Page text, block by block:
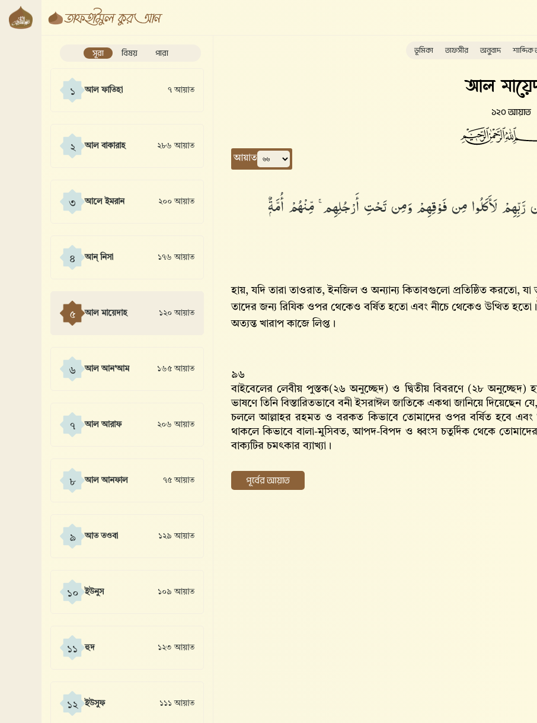
সূরা বিষয় পারা
১ আল ফাতিহা ৭ আয়াত
২ আল বাকারাহ ২৮৬ আয়াত
৩ আলে ইমরান ২০০ আয়াত
৪ আন্ নিসা ১৭৬ আয়াত
৫ আল মায়েদাহ ১২০ আয়াত
৬ আল আন'আম ১৬৫ আয়াত
৭ আল আরাফ ২০৬ আয়াত
৮ আল আনফাল ৭৫ আয়াত
৯ আত তওবা ১২৯ আয়াত
১০ ইউনুস ১০৯ আয়াত
১১ হুদ ১২৩ আয়াত
১২ ইউসুফ ১১১ আয়াত
ভূমিকা তাফসীর অনুবাদ শাব্দিক
আল
১২০ আয়াত
আয়াত
رَّبِّهِمْ لَأَكَلُوا۟ مِن فَوْقِهِمْ وَمِن تَحْتِ أَرْجُلِهِم ۚ مِّنْهُمْ أُمَّةٌۭ
হায়, যদি তারা তাওরাত, ইনজিল ও অন্যান্য কিতাবগুলো প্রতিষ্ঠিত করতো,
তাদের জন্য রিযিক ওপর থেকেও বর্ষিত হতো এবং নীচে থেকেও উত্থিত হতো।
অত্যন্ত খারাপ কাজে লিপ্ত।
৯৬
বাইবেলের লেবীয় পুস্তক(২৬ অনুচ্ছেদ) ও দ্বিতীয় বিবরণে (২৮
ভাষণে তিনি বিস্তারিতভাবে বনী ইসরাঈল জাতিকে একথা জানিয়ে দিয়েছেন
চললে আল্লাহর রহমত ও বরকত কিভাবে তোমাদের ওপর বর্ষিত হবে এবং
থাকলে কিভাবে বালা-মুসিবত, আপদ-বিপদ ও ধ্বংস চতুর্দিক থেকে
বাক্যটির চমৎকার ব্যাখ্যা।
পূর্বের আয়াত